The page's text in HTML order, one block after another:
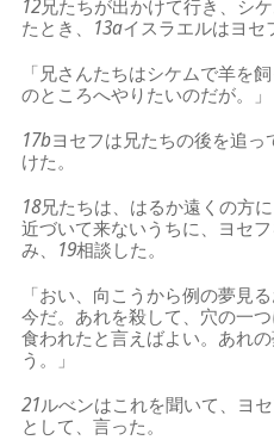
12兄たちが出かけて行き、シ
たとき、 13aイスラエルはヨセ
「兄さんたちはシケムで羊を
のところへやりたいのだが。」
17bヨセフは兄たちの後を追
けた。
18兄たちは、はるか遠くの方
近づいて来ないうちに、ヨセ
み、 19相談した。
「おい、向こうから例の夢見
今だ。あれを殺して、穴の一
食われたと言えばよい。あれ
う。」
21ルべンはこれを聞いて、ヨ
として、言った。